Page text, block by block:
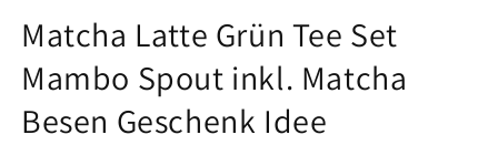
Matcha Latte Grün Tee Set
Mambo Spout inkl. Matcha
Besen Geschenk Idee